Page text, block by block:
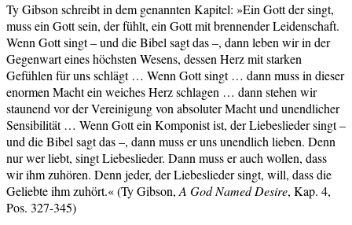
Ty Gibson schreibt in dem genannten Kapitel: »Ein Gott der singt,
muss ein Gott sein, der fühlt, ein Gott mit brennender Leidenschaft.
Wenn Gott singt – und die Bibel sagt das –, dann leben wir in der
Gegenwart eines höchsten Wesens, dessen Herz mit starken
Gefühlen für uns schlägt … Wenn Gott singt … dann muss in dieser
enormen Macht ein weiches Herz schlagen … dann stehen wir
staunend vor der Vereinigung von absoluter Macht und unendlicher
Sensibilität … Wenn Gott ein Komponist ist, der Liebeslieder singt –
und die Bibel sagt das –, dann muss er uns unendlich lieben. Denn
nur wer liebt, singt Liebeslieder. Dann muss er auch wollen, dass
wir ihm zuhören. Denn jeder, der Liebeslieder singt, will, dass die
Geliebte ihm zuhört.« (Ty Gibson, A God Named Desire, Kap. 4,
Pos. 327-345)